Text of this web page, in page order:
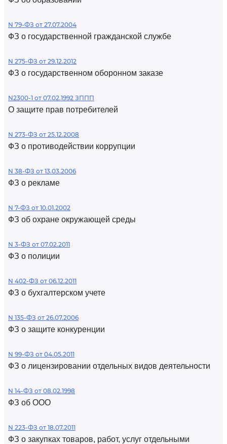
N 79-ФЗ от 27.07.2004
ФЗ о государственной гражданской службе
N 275-ФЗ от 29.12.2012
ФЗ о государственном оборонном заказе
N2300-1 от 07.02.1992 ЗППП
О защите прав потребителей
N 273-ФЗ от 25.12.2008
ФЗ о противодействии коррупции
N 38-ФЗ от 13.03.2006
ФЗ о рекламе
N 7-ФЗ от 10.01.2002
ФЗ об охране окружающей среды
N 3-ФЗ от 07.02.2011
ФЗ о полиции
N 402-ФЗ от 06.12.2011
ФЗ о бухгалтерском учете
N 135-ФЗ от 26.07.2006
ФЗ о защите конкуренции
N 99-ФЗ от 04.05.2011
ФЗ о лицензировании отдельных видов деятельности
N 14-ФЗ от 08.02.1998
ФЗ об ООО
N 223-ФЗ от 18.07.2011
ФЗ о закупках товаров, работ, услуг отдельными